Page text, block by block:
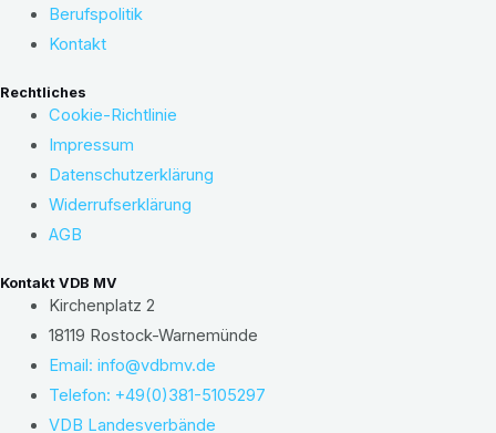
Berufspolitik
Kontakt
Rechtliches
Cookie-Richtlinie
Impressum
Datenschutzerklärung
Widerrufserklärung
AGB
Kontakt VDB MV
Kirchenplatz 2
18119 Rostock-Warnemünde
Email: info@vdbmv.de
Telefon: +49(0)381-5105297
VDB Landesverbände